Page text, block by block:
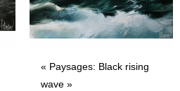
« Paysages: Black rising
wave »